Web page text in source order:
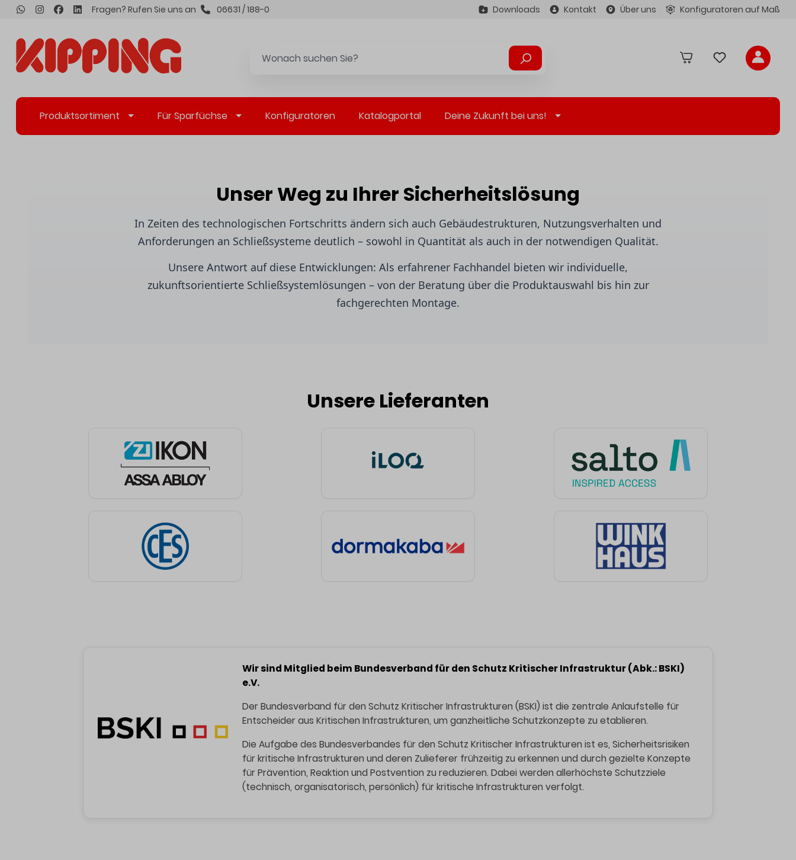
springen Fragen? Rufen Sie uns an 06631 / 188-0 Downloads Kontakt Über uns Konfiguratoren auf Maß
Produktsortiment Für Sparfüchse Konfiguratoren Katalogportal Deine Zukunft bei uns!
Unser Weg zu Ihrer Sicherheitslösung
In Zeiten des technologischen Fortschritts ändern sich auch Gebäude­strukturen, Nutzungsverhalten und
Anforderungen an Schließsysteme deutlich – sowohl in Quantität als auch in der notwendigen Qualität.
Unsere Antwort auf diese Entwicklungen: Als erfahrener Fachhandel bieten wir individuelle,
zukunftsorientierte Schließsystemlösungen – von der Beratung über die Produktauswahl bis hin zur
fachgerechten Montage.
Unsere Lieferanten
Wir sind Mitglied beim Bundesverband für den Schutz Kritischer Infrastruktur (Abk.: BSKI)
e.V.
Der Bundesverband für den Schutz Kritischer Infrastrukturen (BSKI) ist die zentrale Anlaufstelle für
Entscheider aus Kritischen Infrastrukturen, um ganzheitliche Schutzkonzepte zu etablieren.
Die Aufgabe des Bundesverbandes für den Schutz Kritischer Infrastrukturen ist es, Sicherheitsrisiken
für kritische Infrastrukturen und deren Zulieferer frühzeitig zu erkennen und durch gezielte Konzepte
für Prävention, Reaktion und Postvention zu reduzieren. Dabei werden allerhöchste Schutzziele
(technisch, organisatorisch, persönlich) für kritische Infrastrukturen verfolgt.